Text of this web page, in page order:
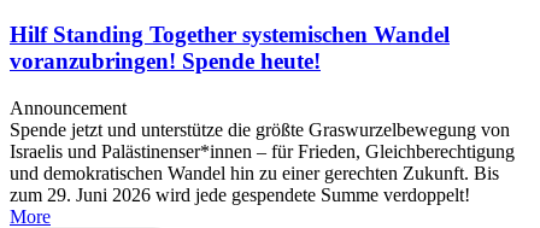
Hilf Standing Together systemischen Wandel
voranzubringen! Spende heute!
Announcement
Spende jetzt und unterstütze die größte Graswurzelbewegung von
Israelis und Palästinenser*innen – für Frieden, Gleichberechtigung
und demokratischen Wandel hin zu einer gerechten Zukunft. Bis
zum 29. Juni 2026 wird jede gespendete Summe verdoppelt!
More